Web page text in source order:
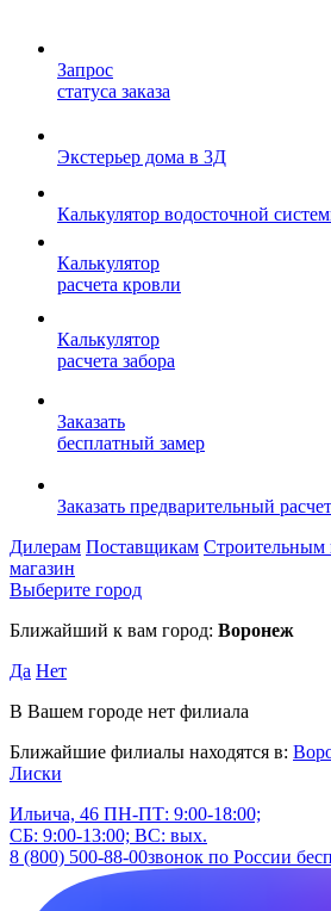
Запрос
статуса заказа
Экстерьер дома в 3Д
Калькулятор водосточной
Калькулятор
расчета кровли
Калькулятор
расчета забора
Заказать
бесплатный замер
Заказать предварительный расчет
Дилерам Поставщикам Строительным
магазин
Выберите город
Ближайший к вам город: Воронеж
Да Нет
В Вашем городе нет филиала
Ближайшие филиалы находятся в:
Лиски
Ильича, 46 ПН-ПТ: 9:00-18:00;
СБ: 9:00-13:00; ВС: вых.
8 (800) 500-88-00звонок по России